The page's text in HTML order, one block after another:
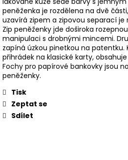
peněženka je rozdělena na dvě
uzavírá zipem a zipovou separací je
Zip peněženky jde doširoka
manipulaci s drobnými mincemi.
zapíná úzkou pinetkou na patentku.
přihrádek na klasické karty,
Fochy pro papírové bankovky jsou
peněženky.
Tisk
Zeptat se
Sdílet